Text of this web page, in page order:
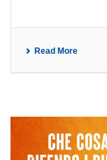
Read More